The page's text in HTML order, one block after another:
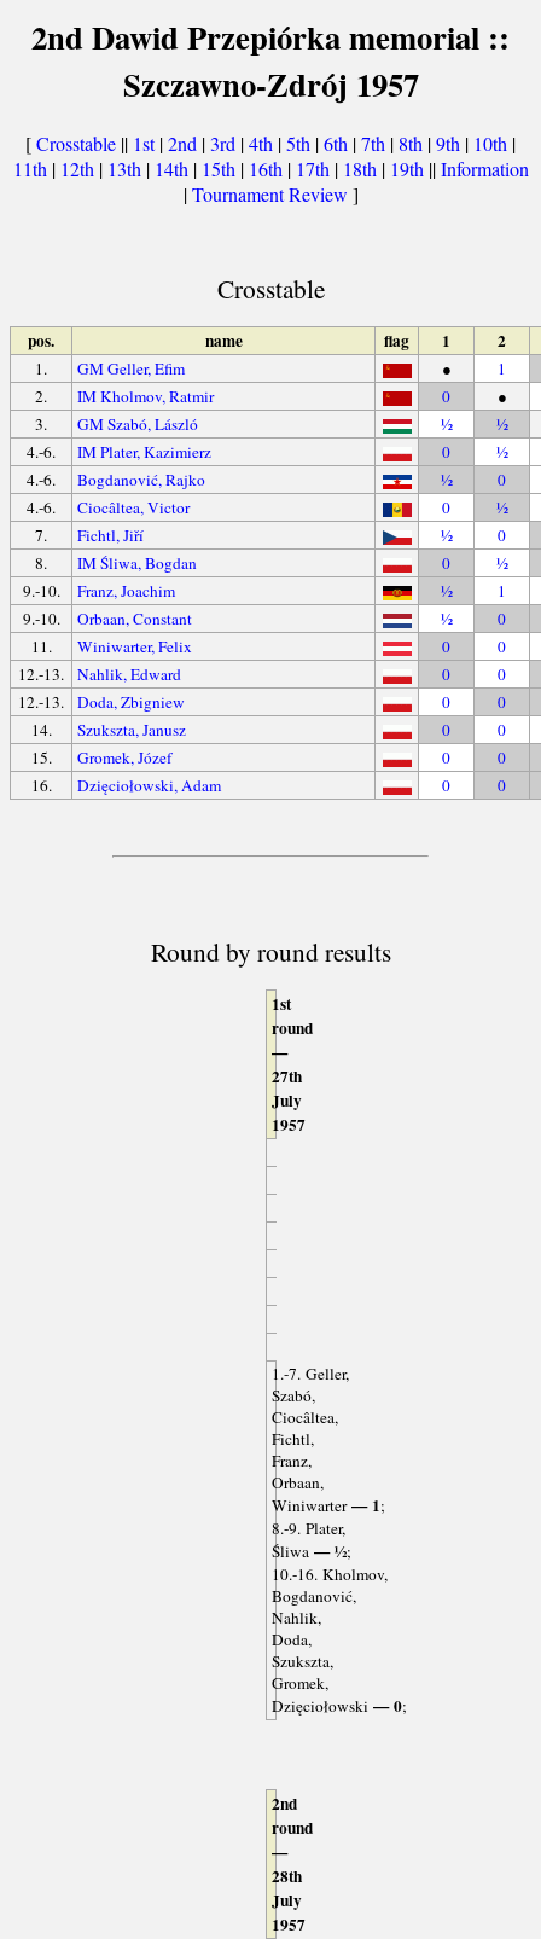
2nd Dawid Przepiórka memorial ::
Szczawno-Zdrój 1957
[Crosstable || 1st|2nd |3rd |4th |5th |6th |7th | 8th |9th | 10th |
11th | 12th | 13th | 14th | 15th | 16th | 17th | 18th | 19th ||Information
|Tournament Review ]
Crosstable
pos. name flag 1 2
1. GM Geller, Efim ●
1
2.
IM Kholmov, Ratmir 0
●
3.
GM Szabó, László ½
½
4.-6.
IM Plater, Kazimierz 0
½
4.-6.
Bogdanović, Rajko ½
0
4.-6.
Ciocâltea, Victor 0
½
7.
Fichtl, Jiří ½
0
8.
IM Śliwa, Bogdan 0
½
9.-10.
Franz, Joachim ½
1
9.-10.
Orbaan, Constant ½
0
11.
Winiwarter, Felix 0
0
12.-13.
Nahlik, Edward 0
0
12.-13.
Doda, Zbigniew 0
0
14.
Szukszta, Janusz 0
0
15.
Gromek, Józef 0
0
16.
Dzięciołowski, Adam 0 0
Round by round results
1st
round
—
27th
July
1957
1.-7. Geller,
Szabó,
Ciocâltea,
Fichtl,
Franz,
Orbaan,
Winiwarter— 1;
8.-9. Plater,
Śliwa— ½;
10.-16. Kholmov,
Bogdanović,
Nahlik,
Doda,
Szukszta,
Gromek,
Dzięciołowski — 0;
2nd
round
—
28th
July
1957